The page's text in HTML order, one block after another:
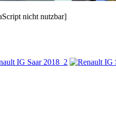
nicht nutzbar]